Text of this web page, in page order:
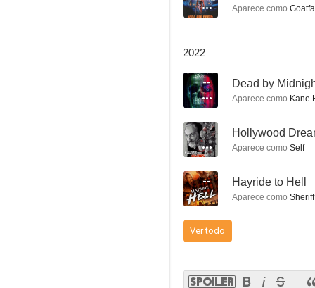
5.9
5.4
Aparece como
2022
-- Dead by
Aparece como Kane
--
Aparece como Self
-- Hayride to Hell
Aparece como
Ver todo